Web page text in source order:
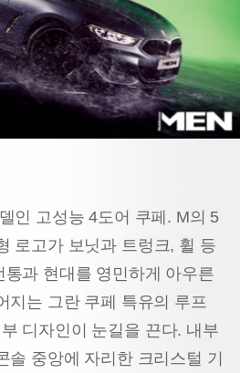
인 고성능 4도어 쿠페. M의 5
로고가 보닛과 트렁크, 휠 등
과 현대를 영민하게 아우른
지는 그란 쿠페 특유의 루프
디자인이 눈길을 끈다. 내부
솔 중앙에 자리한 크리스털 기